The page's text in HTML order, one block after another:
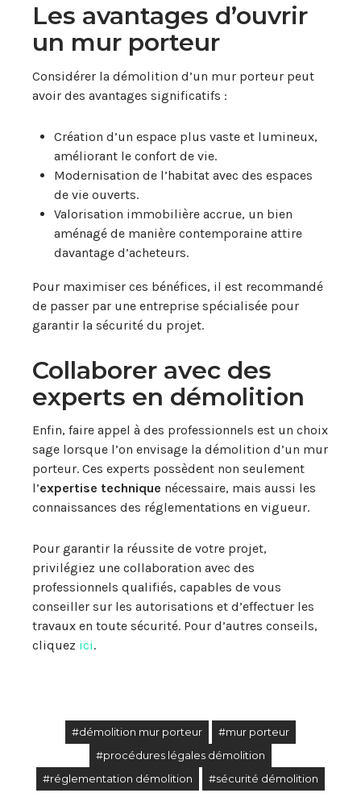
Les avantages d’ouvrir
un mur porteur
Considérer la démolition d’un mur porteur peut
avoir des avantages significatifs :
Création d’un espace plus vaste et lumineux,
améliorant le confort de vie.
Modernisation de l’habitat avec des espaces
de vie ouverts.
Valorisation immobilière accrue, un bien
aménagé de manière contemporaine attire
davantage d’acheteurs.
Pour maximiser ces bénéfices, il est recommandé
de passer par une entreprise spécialisée pour
garantir la sécurité du projet.
Collaborer avec des
experts en démolition
Enfin, faire appel à des professionnels est un choix
sage lorsque l’on envisage la démolition d’un mur
porteur. Ces experts possèdent non seulement
l’expertise technique nécessaire, mais aussi les
connaissances des réglementations en vigueur.
Pour garantir la réussite de votre projet,
privilégiez une collaboration avec des
professionnels qualifiés, capables de vous
conseiller sur les autorisations et d’effectuer les
travaux en toute sécurité. Pour d’autres conseils,
cliquez ici.
#démolition mur porteur
#mur porteur
#procédures légales démolition
#réglementation démolition
#sécurité démolition